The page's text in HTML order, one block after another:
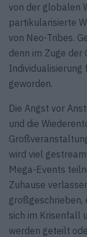
von der globalen
partikularisierte
von Neo-Tribes.
denn im Zuge der
geworden.
Die Angst vor
und die
wird viel
Mega-Events
Zuhause
großgeschrieben,
sich im Krisenfall
werden geteilt